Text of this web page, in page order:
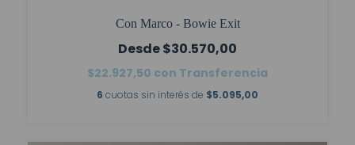
Con Marco - Bowie Exit
$30.570,00
$22.927,50 con Transferencia
6 cuotas sin interés de $5.095,00